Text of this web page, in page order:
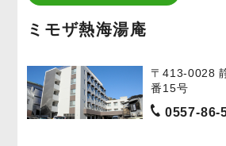
ミモザ熱海湯庵
〒413-0028
番15号
0557-86-